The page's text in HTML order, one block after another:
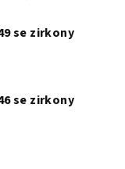
se zirkony
se zirkony